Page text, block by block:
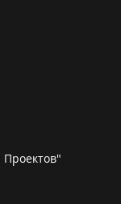
Проектов"